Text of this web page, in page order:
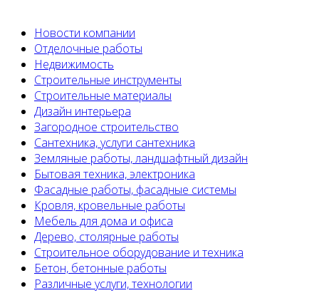
Новости компании
Отделочные работы
Недвижимость
Строительные инструменты
Строительные материалы
Дизайн интерьера
Загородное строительство
Сантехника, услуги сантехника
Земляные работы, ландшафтный дизайн
Бытовая техника, электроника
Фасадные работы, фасадные системы
Кровля, кровельные работы
Мебель для дома и офиса
Дерево, столярные работы
Строительное оборудование и техника
Бетон, бетонные работы
Различные услуги, технологии